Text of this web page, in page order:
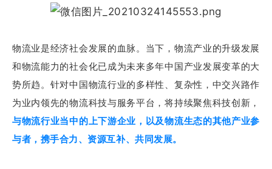
物流业是经济社会发展的血脉。 当下，物流产业的升级发展
和物流能力的社会化已成为未来多年中国产业发展变革的大
势所趋。 针对中国物流行业的多样性、复杂性， 中交兴路作
为业内领先的物流科技与服务平台，将持续聚焦科技创新，
与物流行业当中的上下游企业，以及物流生态的其他产业参
与者，携手合力、资源互补、共同发展。